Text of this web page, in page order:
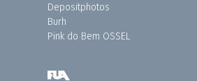
Depositphotos
Burh
Pink do Bem OSSEL